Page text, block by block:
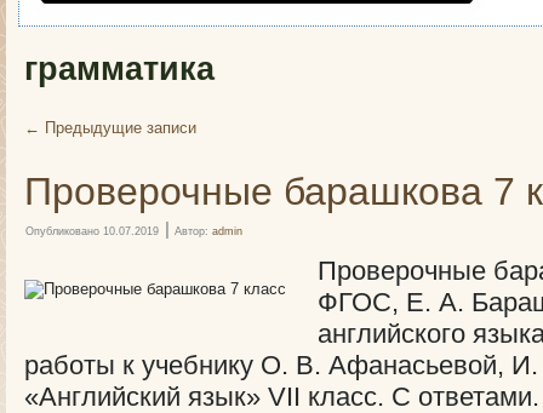
грамматика
← Предыдущие записи
Проверочные барашкова 7
Опубликовано 10.07.2019 | Автор: admin
Проверочные
ФГОС, Е. А.
английского
работы к учебнику О. В. Афанасьевой,
«Английский язык» VII класс. С ответами.